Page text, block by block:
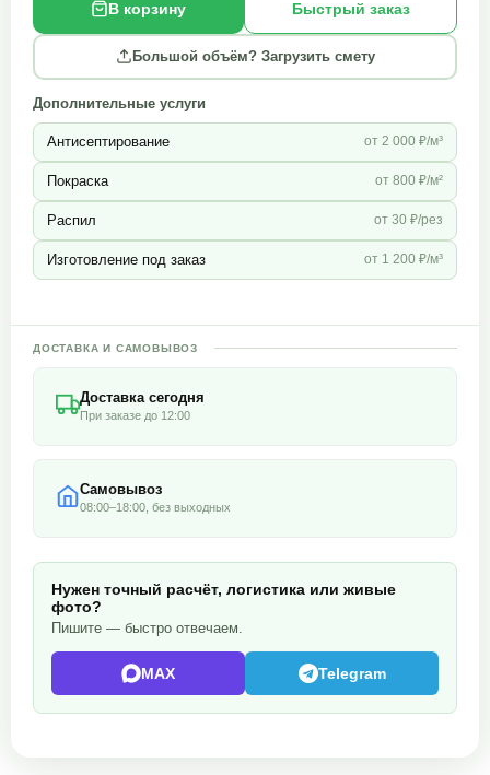
В корзину Быстрый заказ
Большой объём? Загрузить смету
Дополнительные услуги
Антисептирование от 2 000 ₽/м³
Покраска от 800 ₽/м²
Распил от 30 ₽/рез
Изготовление под заказ от 1 200 ₽/м³
ДОСТАВКА И САМОВЫВОЗ
Доставка сегодня
При заказе до 12:00
Самовывоз
08:00–18:00, без выходных
Нужен точный расчёт, логистика или живые
фото?
Пишите — быстро отвечаем.
MAX Telegram